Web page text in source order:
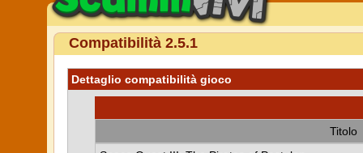
Compatibilità 2.5.1
Dettaglio compatibilità gioco
Titolo